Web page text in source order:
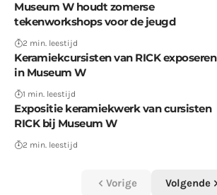
Museum W houdt zomerse
tekenworkshops voor de jeugd
2 min. leestijd
Keramiekcursisten van RICK exposeren
in Museum W
1 min. leestijd
Expositie keramiekwerk van cursisten
RICK bij Museum W
2 min. leestijd
Vorige Volgende